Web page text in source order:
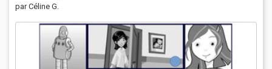
par Céline G.